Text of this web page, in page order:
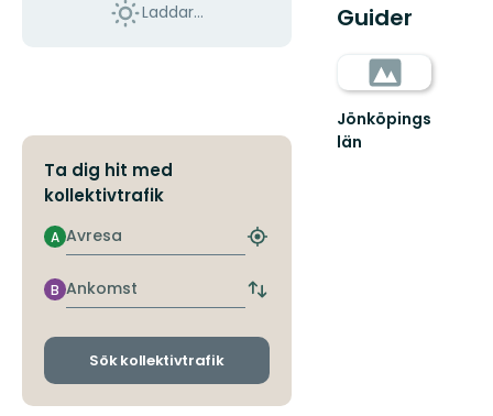
Laddar...
Ta dig hit med
kollektivtrafik
Avresa
A
Hitta
hållplats
Ankomst
B
Byt
och
Sök kollektivtrafik
Guider
Jönköpings
län